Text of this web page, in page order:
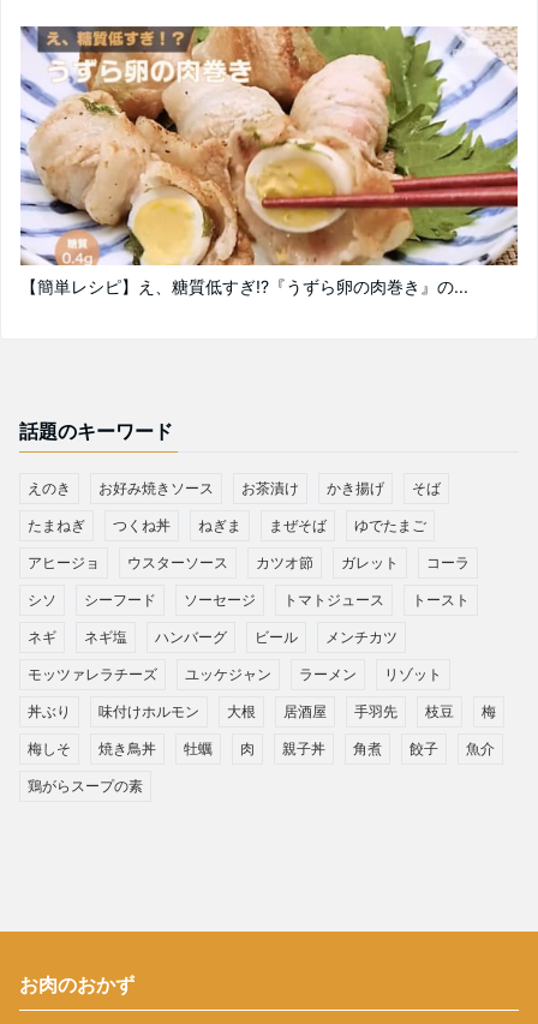
【簡単レシピ】え、糖質低すぎ!?『うずら卵の肉巻き』の...
話題のキーワード
えのき お好み焼きソース お茶漬け かき揚げ そば
たまねぎ つくね丼 ねぎま まぜそば ゆでたまご
アヒージョ ウスターソース カツオ節 ガレット コーラ
シソ シーフード ソーセージ トマトジュース トースト
ネギ ネギ塩 ハンバーグ ビール メンチカツ
モッツァレラチーズ ユッケジャン ラーメン リゾット
丼ぶり 味付けホルモン 大根 居酒屋 手羽先 枝豆 梅
梅しそ 焼き鳥丼 牡蠣 肉 親子丼 角煮 餃子 魚介
鶏がらスープの素
お肉のおかず